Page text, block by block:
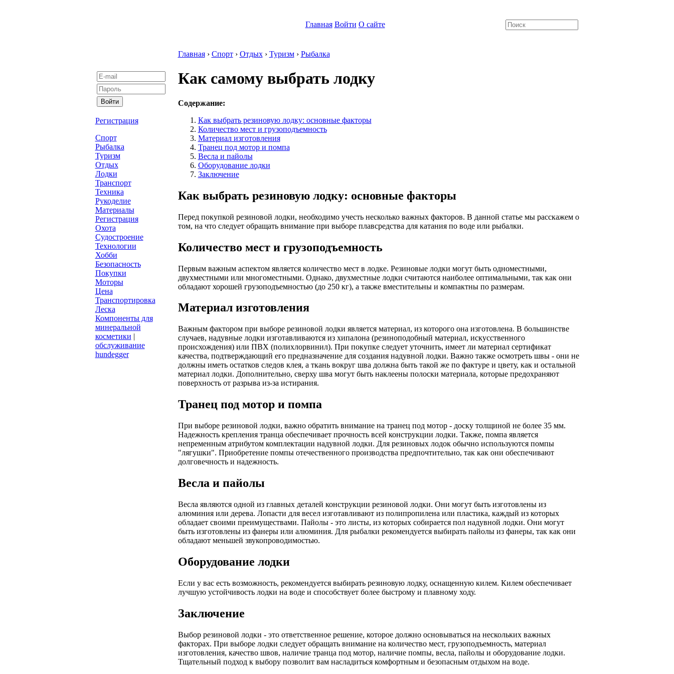
Главная Войти О сайте
Регистрация
Спорт
Рыбалка
Туризм
Отдых
Лодки
Транспорт
Техника
Рукоделие
Материалы
Регистрация
Охота
Судостроение
Технологии
Хобби
Безопасность
Покупки
Моторы
Цена
Транспортировка
Леска
Компоненты для
минеральной
косметики |
обслуживание
hundegger
Главная› Спорт› Отдых› Туризм› Рыбалка
Как самому выбрать лодку
Содержание:
Как выбрать резиновую лодку: основные факторы
Количество мест и грузоподъемность
Материал изготовления
Транец под мотор и помпа
Весла и пайолы
Оборудование лодки
Заключение
Как выбрать резиновую лодку: основные факторы
Перед покупкой резиновой лодки, необходимо учесть несколько важных факторов. В данной статье мы расскажем о
том, на что следует обращать внимание при выборе плавсредства для катания по воде или рыбалки.
Количество мест и грузоподъемность
Первым важным аспектом является количество мест в лодке. Резиновые лодки могут быть одноместными,
двухместными или многоместными. Однако, двухместные лодки считаются наиболее оптимальными, так как они
обладают хорошей грузоподъемностью (до 250 кг), а также вместительны и компактны по размерам.
Материал изготовления
Важным фактором при выборе резиновой лодки является материал, из которого она изготовлена. В большинстве
случаев, надувные лодки изготавливаются из хипалона (резиноподобный материал, искусственного
происхождения) или ПВХ (полихлорвинил). При покупке следует уточнить, имеет ли материал сертификат
качества, подтверждающий его предназначение для создания надувной лодки. Важно также осмотреть швы - они не
должны иметь остатков следов клея, а ткань вокруг шва должна быть такой же по фактуре и цвету, как и остальной
материал лодки. Дополнительно, сверху шва могут быть наклеены полоски материала, которые предохраняют
поверхность от разрыва из-за истирания.
Транец под мотор и помпа
При выборе резиновой лодки, важно обратить внимание на транец под мотор - доску толщиной не более 35 мм.
Надежность крепления транца обеспечивает прочность всей конструкции лодки. Также, помпа является
непременным атрибутом комплектации надувной лодки. Для резиновых лодок обычно используются помпы
"лягушки". Приобретение помпы отечественного производства предпочтительно, так как они обеспечивают
долговечность и надежность.
Весла и пайолы
Весла являются одной из главных деталей конструкции резиновой лодки. Они могут быть изготовлены из
алюминия или дерева. Лопасти для весел изготавливают из полипропилена или пластика, каждый из которых
обладает своими преимуществами. Пайолы - это листы, из которых собирается пол надувной лодки. Они могут
быть изготовлены из фанеры или алюминия. Для рыбалки рекомендуется выбирать пайолы из фанеры, так как они
обладают меньшей звукопроводимостью.
Оборудование лодки
Если у вас есть возможность, рекомендуется выбирать резиновую лодку, оснащенную килем. Килем обеспечивает
лучшую устойчивость лодки на воде и способствует более быстрому и плавному ходу.
Заключение
Выбор резиновой лодки - это ответственное решение, которое должно основываться на нескольких важных
факторах. При выборе лодки следует обращать внимание на количество мест, грузоподъемность, материал
изготовления, качество швов, наличие транца под мотор, наличие помпы, весла, пайолы и оборудование лодки.
Тщательный подход к выбору позволит вам насладиться комфортным и безопасным отдыхом на воде.